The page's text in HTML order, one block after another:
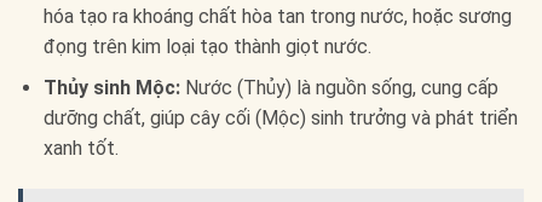
hóa tạo ra khoáng chất hòa tan trong nước, hoặc sương
đọng trên kim loại tạo thành giọt nước.
Thủy sinh Mộc:Nước (Thủy) là nguồn sống, cung cấp
dưỡng chất, giúp cây cối (Mộc) sinh trưởng và phát triển
xanh tốt.